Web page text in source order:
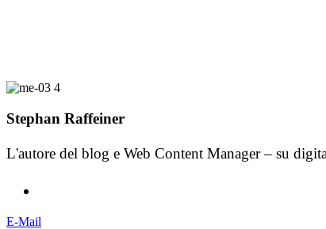
Stephan Raffeiner
L'autore del blog e Web Content Manager – su
E-Mail